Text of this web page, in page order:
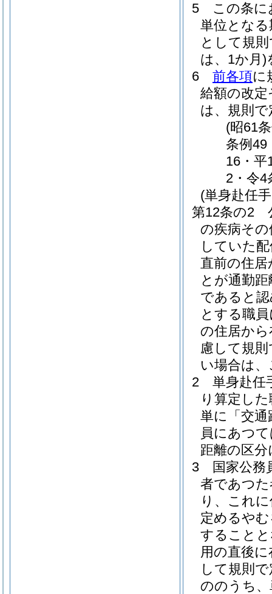
5
この条に
単位とな
として規
は、1か月)
6
前各項に
給額の改
は、規則
(昭61
条例49
16・平
2・令4
(単身赴任
第12条の2
の疾病そ
していた
直前の住
とが通勤
であると
とする職
の住居か
慮して規
い場合は
2
単身赴任
り算定し
単に「交
員にあつ
距離の区
3
国家公務
者であつ
り、これ
定めるや
すること
用の直後
して規則
ののうち